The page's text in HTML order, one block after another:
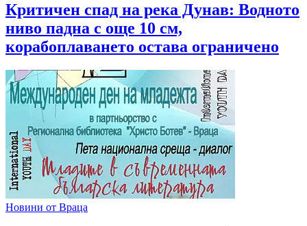
Критичен спад на река Дунав: Водното
ниво падна с още 10 см,
корабоплаването остава ограничено
Новини от Враца